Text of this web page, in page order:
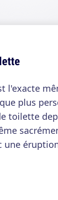
l'exacte
plus
toilette
une